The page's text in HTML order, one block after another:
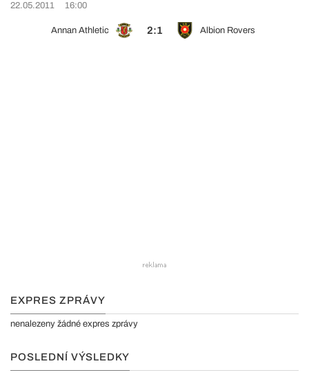
22.05.2011 16:00
Annan Athletic 2:1 Albion Rovers
EXPRES ZPRÁVY
nenalezeny žádné expres zprávy
POSLEDNÍ VÝSLEDKY